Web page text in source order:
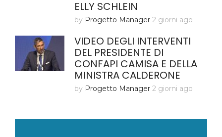
ELLY SCHLEIN
by Progetto Manager 2 giorni ago
VIDEO DEGLI INTERVENTI
DEL PRESIDENTE DI
CONFAPI CAMISA E DELLA
MINISTRA CALDERONE
by Progetto Manager 2 giorni ago